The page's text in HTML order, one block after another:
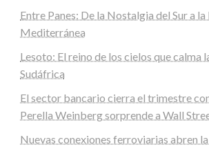
Entre Panes: De la Nostalgia del Sur a
Mediterránea
Lesoto: El reino de los cielos que calma
Sudáfrica
El sector bancario cierra el trimestre
Perella Weinberg sorprende a Wall
Nuevas conexiones ferroviarias abren